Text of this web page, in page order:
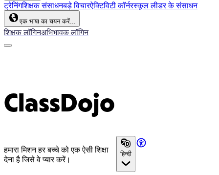
ट्रेनिंगशिक्षक संसाधनबड़े विचारऐक्टिविटी कॉर्नरस्कूल लीडर के संसाधन
एक भाषा का चयन करें...
शिक्षक लॉगिनअभिभावक लॉगिन
ClassDojo
हमारा मिशन हर बच्चे को एक ऐसी शिक्षा
देना है जिसे वे प्यार करें।
हिन्दी